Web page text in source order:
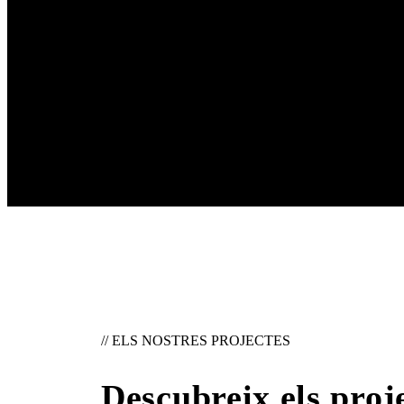
// ELS NOSTRES PROJECTES